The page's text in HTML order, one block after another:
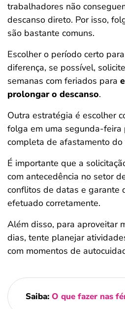
trabalhadores não
descanso direto. Por isso,
são bastante comuns.
Escolher o período certo
diferença, se possível,
semanas com feriados para
prolongar o descanso.
Outra estratégia é escolher
folga em uma segunda-feira
completa de afastamento do
É importante que a
com antecedência no setor
conflitos de datas e garante
efetuado corretamente.
Além disso, para aproveitar
dias, tente planejar
com momentos de
Saiba: O que fazer nas